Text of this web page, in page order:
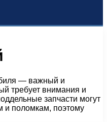
— важный и
требует внимания и
запчасти могут
и поломкам, поэтому